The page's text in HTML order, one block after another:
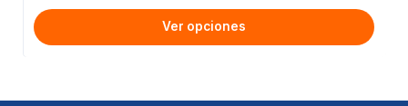
Ver opciones